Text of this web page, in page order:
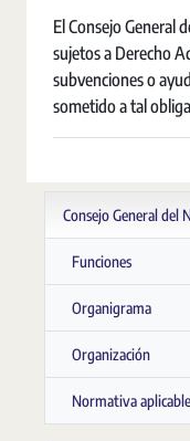
El Consejo General
sujetos a Derecho
subvenciones o
sometido a tal
Consejo General del
Funciones
Organigrama
Organización
Normativa aplicable